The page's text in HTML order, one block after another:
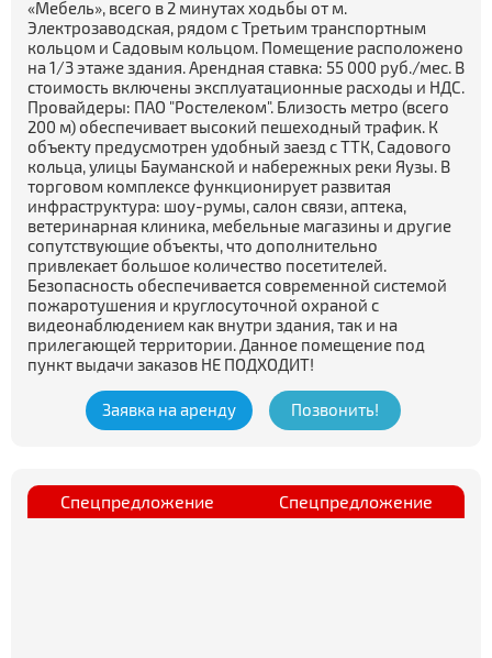
«Мебель», всего в 2 минутах ходьбы от м.
Электрозаводская, рядом с Третьим транспортным
кольцом и Садовым кольцом. Помещение расположено
на 1/3 этаже здания. Арендная ставка: 55 000 руб./мес. В
стоимость включены эксплуатационные расходы и НДС.
Провайдеры: ПАО "Ростелеком". Близость метро (всего
200 м) обеспечивает высокий пешеходный трафик. К
объекту предусмотрен удобный заезд с ТТК, Садового
кольца, улицы Бауманской и набережных реки Яузы. В
торговом комплексе функционирует развитая
инфраструктура: шоу-румы, салон связи, аптека,
ветеринарная клиника, мебельные магазины и другие
сопутствующие объекты, что дополнительно
привлекает большое количество посетителей.
Безопасность обеспечивается современной системой
пожаротушения и круглосуточной охраной с
видеонаблюдением как внутри здания, так и на
прилегающей территории. Данное помещение под
пункт выдачи заказов НЕ ПОДХОДИТ!
Заявка на аренду Позвонить!
Спецпредложение Спецпредложение